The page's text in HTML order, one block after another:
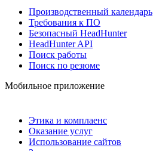
Производственный календарь
Требования к ПО
Безопасный HeadHunter
HeadHunter API
Поиск работы
Поиск по резюме
Мобильное приложение
Этика и комплаенс
Оказание услуг
Использование сайтов